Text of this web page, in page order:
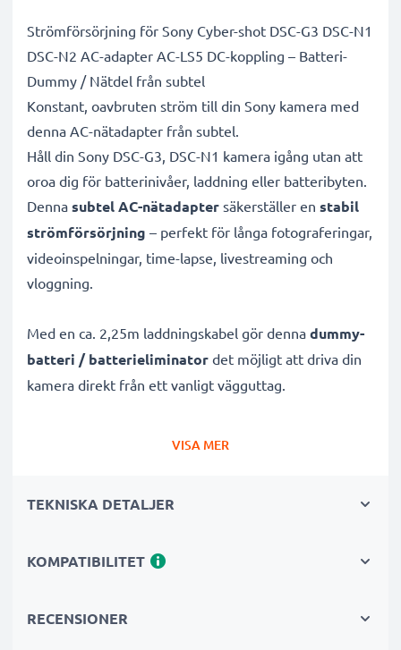
Strömförsörjning för Sony Cyber-shot DSC-G3 DSC-N1
DSC-N2 AC-adapter AC-LS5 DC-koppling – Batteri-
Dummy / Nätdel från subtel
Konstant, oavbruten ström till din Sony kamera med
denna AC-nätadapter från subtel.
Håll din Sony DSC-G3, DSC-N1 kamera igång utan att
oroa dig för batterinivåer, laddning eller batteribyten.
Denna subtel AC-nätadapter säkerställer en stabil
strömförsörjning – perfekt för långa fotograferingar,
videoinspelningar, time-lapse, livestreaming och
vloggning.
Med en ca. 2,25m laddningskabel gör denna dummy-
batteri / batterieliminator det möjligt att driva din
kamera direkt från ett vanligt vägguttag.
✔Inga laddningsavbrott
kontinuerlig uppspelning
kompatibel)
VISA MER
TEKNISKA DETALJER
KOMPATIBILITET
RECENSIONER